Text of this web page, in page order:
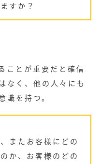
すか？
ことが重要だと確信
なく、他の人々にも
識を持つ。
またお客様にどの
か、お客様のどの